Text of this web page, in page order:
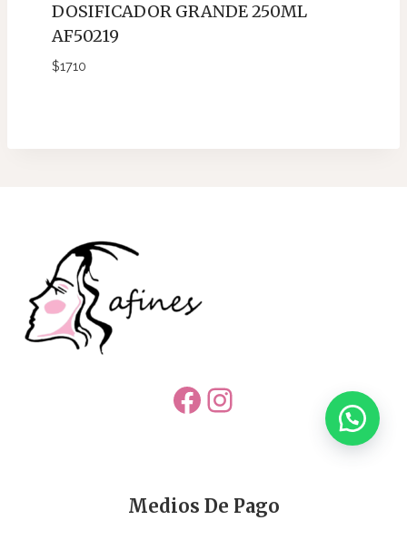
DOSIFICADOR GRANDE 250ML
AF50219
$1710
Facebook
Instagram
Medios De Pago